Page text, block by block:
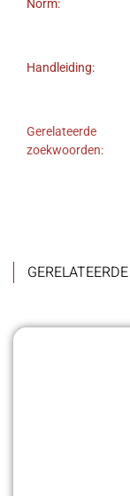
Norm:
Handleiding:
Gerelateerde
zoekwoorden:
GERELATEERDE